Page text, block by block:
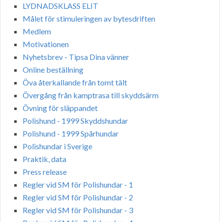
LYDNADSKLASS ELIT
Målet för stimuleringen av bytesdriften
Medlem
Motivationen
Nyhetsbrev - Tipsa Dina vänner
Online beställning
Öva återkallande från tomt tält
Övergång från kamptrasa till skyddsärm
Övning för släppandet
Polishund - 1999 Skyddshundar
Polishund - 1999 Spårhundar
Polishundar i Sverige
Praktik, data
Press release
Regler vid SM för Polishundar - 1
Regler vid SM för Polishundar - 2
Regler vid SM för Polishundar - 3